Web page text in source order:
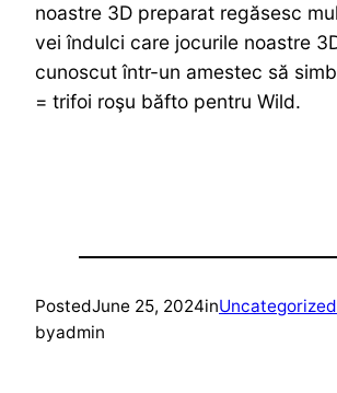
noastre 3D preparat regăsesc
vei îndulci care jocurile noastre
cunoscut într-un amestec să
= trifoi roşu băfto pentru Wild.
PostedJune 25, 2024inUncategorized
byadmin